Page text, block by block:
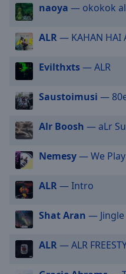
subtitles
settings
dialog
subtitles
off
selected
Audio
Track
Picture-
in-
Fullscreen
This
modal
window.
Beginning
naoya — okokok
ALR— KAHAN HAI
Evilthxts— ALR
Saustoimusi —
Alr Boosh — aLr
Nemesy— We
ALR— Intro
Shat Aran — Jingle
ALR— ALR